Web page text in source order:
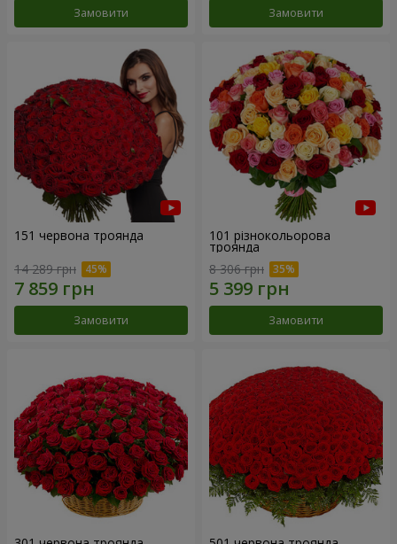
Замовити Замовити
151 червона троянда
14 289 грн
Замовити
101 різнокольорова
троянда
8 306 грн
Замовити